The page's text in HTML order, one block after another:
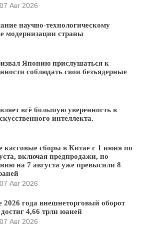
07 Авг 2026
научно-технологическому
модернизации страны
Японию прислушаться к
соблюдать свои безъядерные
всё большую уверенность в
интеллекта.
кассовые сборы в Китае с 1 июня по
включая предпродажи, по
на 7 августа уже превысили 8
07 Авг 2026
2026 года внешнеторговый оборот
4,66 трлн юаней
07 Авг 2026